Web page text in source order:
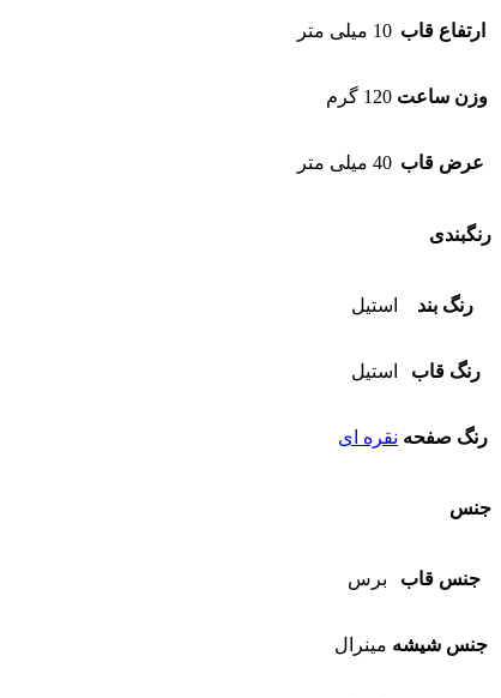
ارتفاع قاب 10 میلی متر
وزن ساعت 120 گرم
عرض قاب 40 میلی متر
رنگبندی
رنگ بند استیل
رنگ قاب استیل
رنگ صفحه نقره ای
جنس
جنس قاب برس
جنس شیشه مینرال